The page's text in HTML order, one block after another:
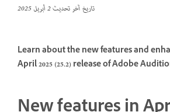
تاريخ آخر تحديث2 أبريل 2025
Learn about the new features and
April 2025 (25.2) release of Adobe